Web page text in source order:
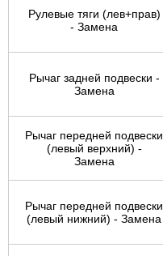
Рулевые тяги (лев+прав)
- Замена
Рычаг задней подвески -
Замена
Рычаг передней подвески
(левый верхний) -
Замена
Рычаг передней подвески
(левый нижний) - Замена